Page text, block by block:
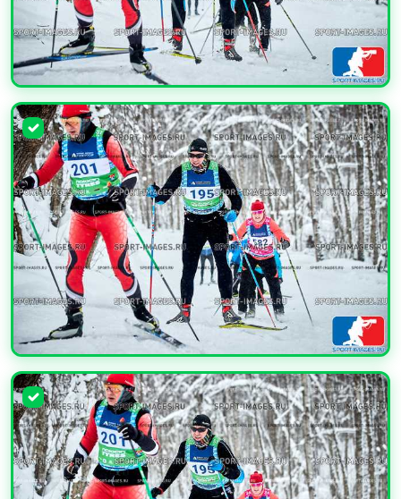
УВЕЛИЧИТЬ
УВЕЛИЧИТЬ